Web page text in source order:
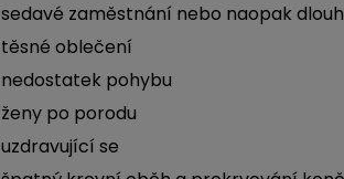
sedavé zaměstnání nebo naopak
těsné oblečení
nedostatek pohybu
ženy po porodu
uzdravující se